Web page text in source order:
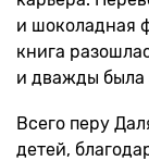
и шоколадная
книга
и дважды была
Всего перу
детей,